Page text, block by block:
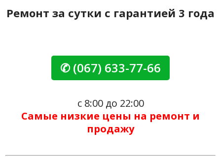
Ремонт за сутки с гарантией 3 года
✆ (067) 633-77-66
с 8:00 до 22:00
Самые низкие цены на ремонт и
продажу